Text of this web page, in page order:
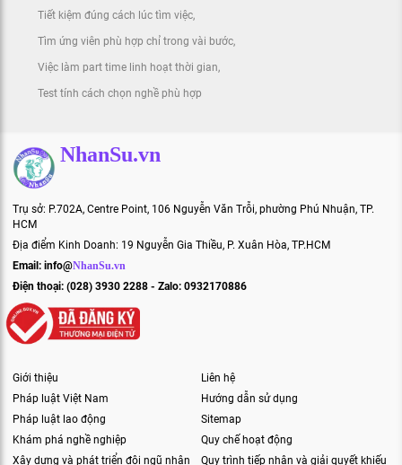
Tiết kiệm đúng cách lúc tìm việc
Tìm ứng viên phù hợp chỉ trong vài bước
Việc làm part time linh hoạt thời gian
Test tính cách chọn nghề phù hợp
NhanSu.vn
Trụ sở: P.702A, Centre Point, 106 Nguyễn Văn Trỗi, phường Phú Nhuận, TP.
HCM
Địa điểm Kinh Doanh: 19 Nguyễn Gia Thiều, P. Xuân Hòa, TP.HCM
Email: info@NhanSu.vn
Điện thoại: (028) 3930 2288 - Zalo: 0932170886
Giới thiệu
Pháp luật Việt Nam
Pháp luật lao động
Khám phá nghề nghiệp
Xây dựng và phát triển đội ngũ nhân
Liên hệ
Hướng dẫn sử dụng
Sitemap
Quy chế hoạt động
Quy trình tiếp nhận và giải quyết khiếu